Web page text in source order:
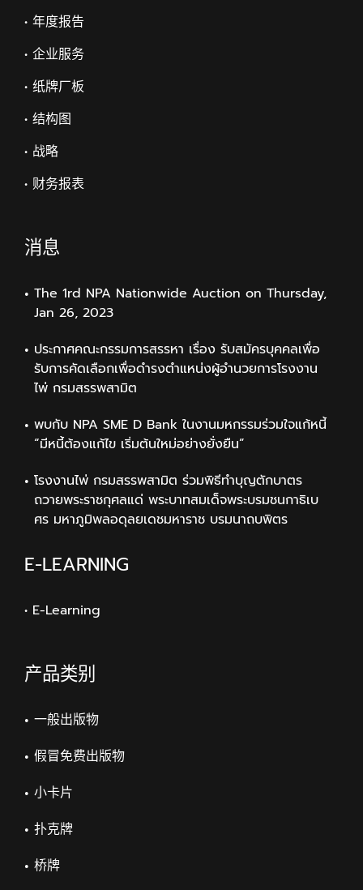
• 年度报告
• 企业服务
• 纸牌厂板
• 结构图
• 战略
• 财务报表
消息
The 1rd NPA Nationwide Auction on Thursday,
Jan 26, 2023
ประกาศคณะกรรมการสรรหา เรื่อง รับสมัครบุคคลเพื่อ
รับการคัดเลือกเพื่อดำรงตำแหน่งผู้อำนวยการโรงงาน
ไพ่ กรมสรรพสามิต
พบกับ NPA SME D Bank ในงานมหกรรมร่วมใจแก้หนี้
“มีหนี้ต้องแก้ไข เริ่มต้นใหม่อย่างยั่งยืน”
โรงงานไพ่ กรมสรรพสามิต ร่วมพิธีทำบุญตักบาตร
ถวายพระราชกุศลแด่ พระบาทสมเด็จพระบรมชนกาธิเบ
ศร มหาภูมิพลอดุลยเดชมหาราช บรมนาถบพิตร
E-LEARNING
• E-Learning
产品类别
一般出版物
假冒免费出版物
小卡片
扑克牌
桥牌